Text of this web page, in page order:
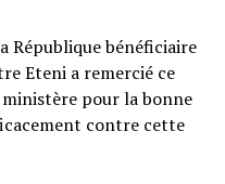
République bénéficiaire
Eteni a remercié ce
pour la bonne
contre cette